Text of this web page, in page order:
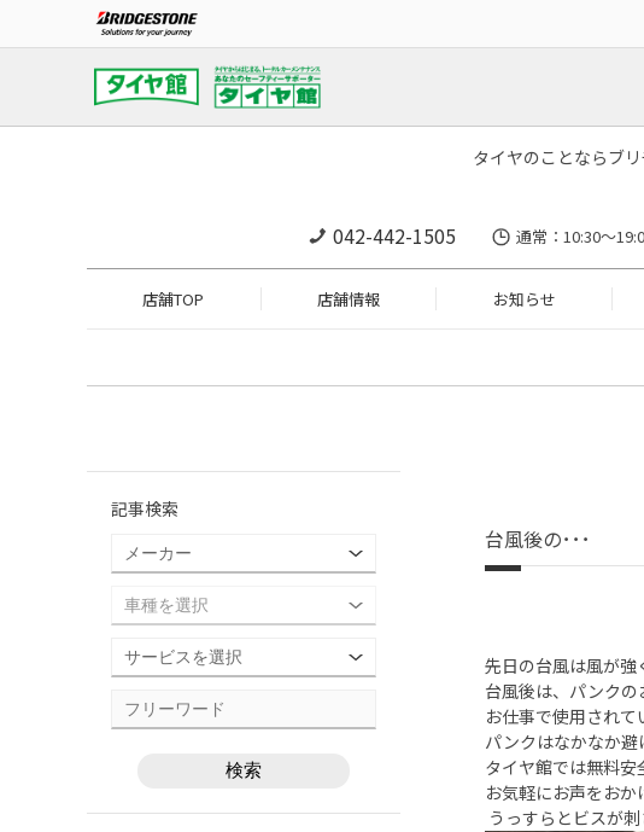
タイヤのことならブ
042-442-1505 通常：10:30～
店舗TOP 店舗情報 お知らせ
台風後の･･･
先日の台風は風が強
台風後は、パンクの
お仕事で使用されて
パンクはなかなか避
タイヤ館では無料安
お気軽にお声をお
うっすらとビスが
記事検索